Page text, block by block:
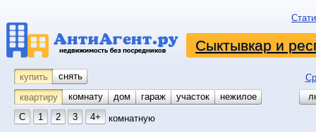
Сыктывкар и
купить снять
квартиру
комнату койко-место
дом гараж участок
нежилое
С
1 2 3 4+ комнатную